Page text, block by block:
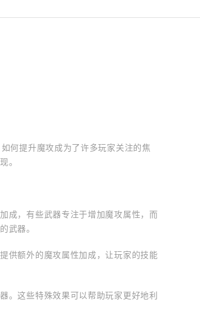
何提升魔攻成为了许多玩家关注的焦
。
成，有些武器专注于增加魔攻属性，而
武器。
供额外的魔攻属性加成，让玩家的技能
。这些特殊效果可以帮助玩家更好地利